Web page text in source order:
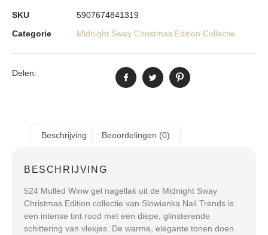
SKU
5907674841319
Categorie
Midnight Sway Christmas Edition Collectie
Delen:
Beschrijving Beoordelingen (0)
BESCHRIJVING
524 Mulled Winw gel nagellak uit de Midnight Sway
Christmas Edition collectie van Slowianka Nail Trends is
een intense tint rood met een diepe, glinsterende
schittering van vlekjes. De warme, elegante tonen doen